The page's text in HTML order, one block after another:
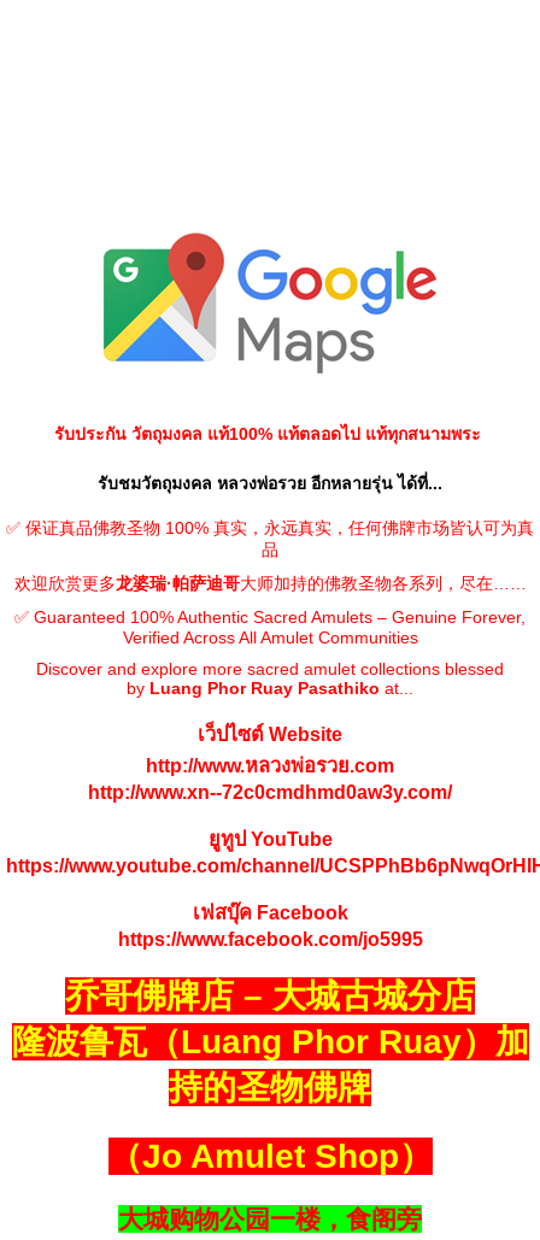
รับประกัน วัตถุมงคล แท้100% แท้ตลอดไป แท้ทุกสนามพระ
รับชมวัตถุมงคล หลวงพ่อรวย อีกหลายรุ่น ได้ที่...
✅ 保证真品佛教圣物 100% 真实，永远真实，任何佛牌市场皆认可为真
品
欢迎欣赏更多龙婆瑞·帕萨迪哥大师加持的佛教圣物各系列，尽在……
✅ Guaranteed 100% Authentic Sacred Amulets – Genuine Forever,
Verified Across All Amulet Communities
Discover and explore more sacred amulet collections blessed
by Luang Phor Ruay Pasathiko at...
เว็ปไซต์ Website
http://www.หลวงพ่อรวย.com
http://www.xn--72c0cmdhmd0aw3y.com/
ยูทูป YouTube
https://www.youtube.com/channel/
เฟสบุ๊ค Facebook
https://www.facebook.com/jo5995
乔哥佛牌店 – 大城古城分店
隆波鲁瓦（Luang Phor Ruay）加
持的圣物佛牌
（Jo Amulet Shop）
大城购物公园一楼，食阁旁